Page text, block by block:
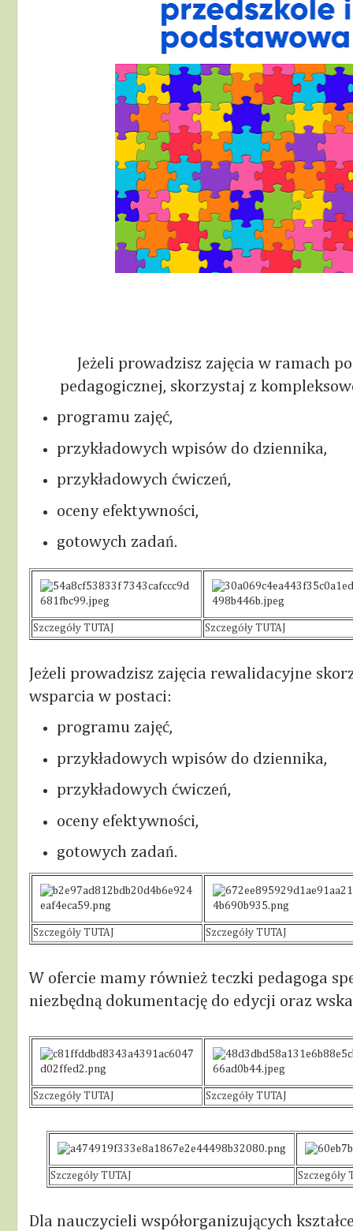
Jeżeli prowadzisz zajęcia w ramach
pedagogicznej, skorzystaj z
programu zajęć,
przykładowych wpisów do dziennika,
przykładowych ćwiczeń,
oceny efektywności,
gotowych zadań.
Szczegóły TUTAJ Szczegóły TUTAJ
Jeżeli prowadzisz zajęcia rewalidacyjne
wsparcia w postaci:
programu zajęć,
przykładowych wpisów do dziennika,
przykładowych ćwiczeń,
oceny efektywności,
gotowych zadań.
Szczegóły TUTAJ Szczegóły TUTAJ
W ofercie mamy również teczki pedagoga
niezbędną dokumentację do edycji oraz
Szczegóły TUTAJ Szczegóły TUTAJ
Szczegóły TUTAJ Szczegóły
Dla nauczycieli współorganizujących